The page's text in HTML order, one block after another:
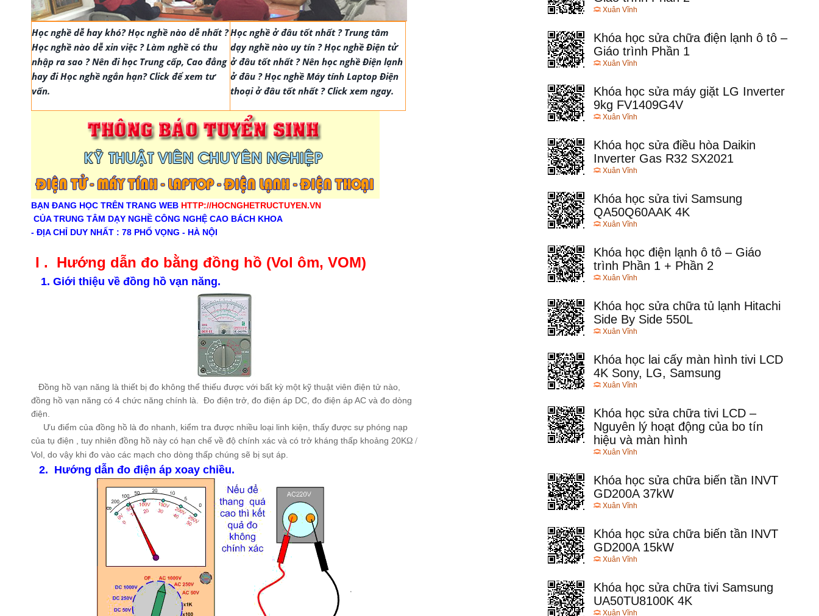
Học nghề dễ hay khó? Học nghề nào dễ nhất ?
Học nghề nào dễ xin việc ? Làm nghề có thu
nhập ra sao ? Nên đi học Trung cấp, Cao đẳng
hay đi Học nghề ngắn hạn? Click để xem tư
vấn.
Học nghề ở đâu tốt nhất ? Trung tâm
dạy nghề nào uy tín ? Học nghề Điện tử
ở đâu tốt nhất ? Nên học nghề Điện lạnh
ở đâu ? Học nghề Máy tính Laptop Điện
thoại ở đâu tốt nhất ? Click xem ngay.
BẠN ĐANG HỌC TRÊN TRANG WEB HTTP://HOCNGHETRUCTUYEN.VN
CỦA TRUNG TÂM DẠY NGHỀ CÔNG NGHỆ CAO BÁCH KHOA
- ĐỊA CHỈ DUY NHẤT : 78 PHỐ VỌNG - HÀ NỘI
I . Hướng dẫn đo bằng đồng hồ (Vol ôm, VOM)
1. Giới thiệu về đồng hồ vạn năng.
Đồng hồ vạn năng là thiết bị đo không thể thiếu được với bất kỳ một kỹ thuật viên điện tử nào,
đồng hồ vạn năng có 4 chức năng chính là. Đo điện trở, đo điện áp DC, đo điện áp AC và đo dòng
điện.
Ưu điểm của đồng hồ là đo nhanh, kiểm tra được nhiều loại linh kiện, thấy được sự phóng nạp
của tụ điện , tuy nhiên đồng hồ này có hạn chế về độ chính xác và có trở kháng thấp khoảng 20KΩ /
Vol, do vậy khi đo vào các mạch cho dòng thấp chúng sẽ bị sụt áp.
2. Hướng dẫn đo điện áp xoay chiều.
Xuân Vĩnh
Khóa học sửa chữa điện lạnh ô tô –
Giáo trình Phần 1
Xuân Vĩnh
Khóa học sửa máy giặt LG Inverter
9kg FV1409G4V
Xuân Vĩnh
Khóa học sửa điều hòa Daikin
Inverter Gas R32 SX2021
Xuân Vĩnh
Khóa học sửa tivi Samsung
QA50Q60AAK 4K
Xuân Vĩnh
Khóa học điện lạnh ô tô – Giáo
trình Phần 1 + Phần 2
Xuân Vĩnh
Khóa học sửa chữa tủ lạnh Hitachi
Side By Side 550L
Xuân Vĩnh
Khóa học lai cấy màn hình tivi LCD
4K Sony, LG, Samsung
Xuân Vĩnh
Khóa học sửa chữa tivi LCD –
Nguyên lý hoạt động của bo tín
hiệu và màn hình
Xuân Vĩnh
Khóa học sửa chữa biến tần INVT
GD200A 37kW
Xuân Vĩnh
Khóa học sửa chữa biến tần INVT
GD200A 15kW
Xuân Vĩnh
Khóa học sửa chữa tivi Samsung
UA50TU8100K 4K
Xuân Vĩnh